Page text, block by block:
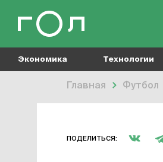
Экономика Технологии
Главная Футбол
ПОДЕЛИТЬСЯ: